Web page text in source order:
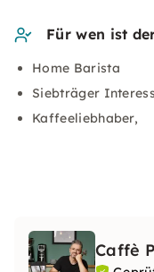
Für wen ist
Home Barista
Siebträger
Kaffeeliebhaber,
Caffè